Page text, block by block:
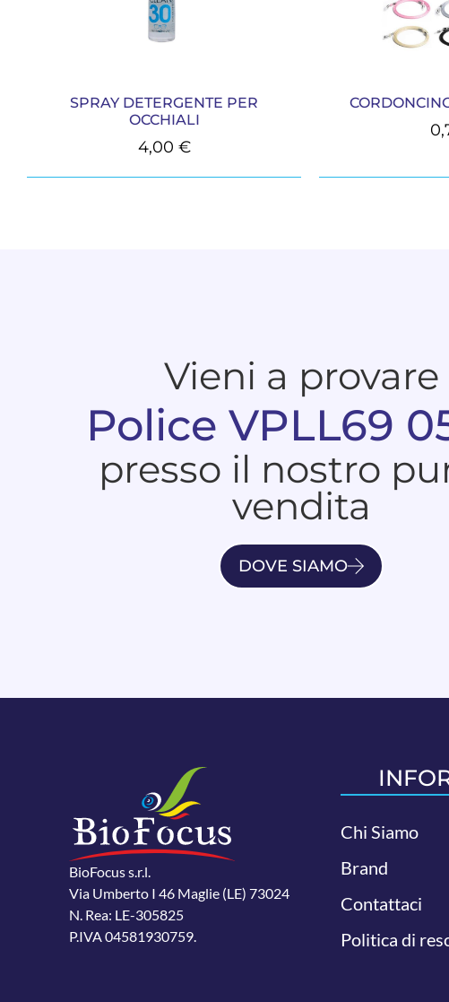
SPRAY DETERGENTE PER
OCCHIALI
4,00 €
Vieni a provare
Police VPLL69
presso il nostro
vendita
DOVE SIAMO
BioFocus s.r.l.
Via Umberto I 46 Maglie (LE) 73024
N. Rea: LE-305825
P.IVA 04581930759.
Chi Siamo
Brand
Contattaci
Politica di